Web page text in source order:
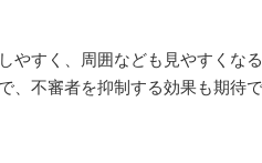
やすく、周囲なども見やすくな
不審者を抑制する効果も期待で